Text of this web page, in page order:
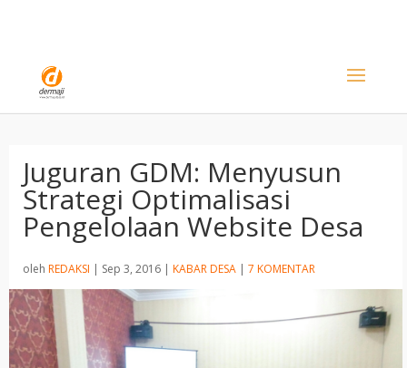
Juguran GDM: Menyusun
Strategi Optimalisasi
Pengelolaan Website Desa
oleh REDAKSI | Sep 3, 2016 | KABAR DESA | 7 KOMENTAR